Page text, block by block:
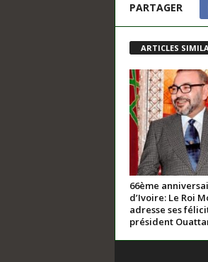
PARTAGER
ARTICLES
66ème
d’Ivoire: Le Roi
adresse ses
président